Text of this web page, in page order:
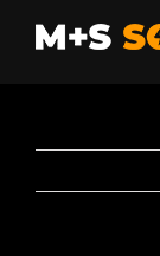
Zum
Inhalt